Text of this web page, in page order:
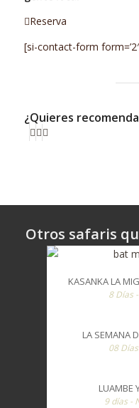
Reserva
[si-contact-form
¿Quieres
Otros safaris
KASANKA LA
8 Días
LA SEMANA
08
LUAMBE
9 días -